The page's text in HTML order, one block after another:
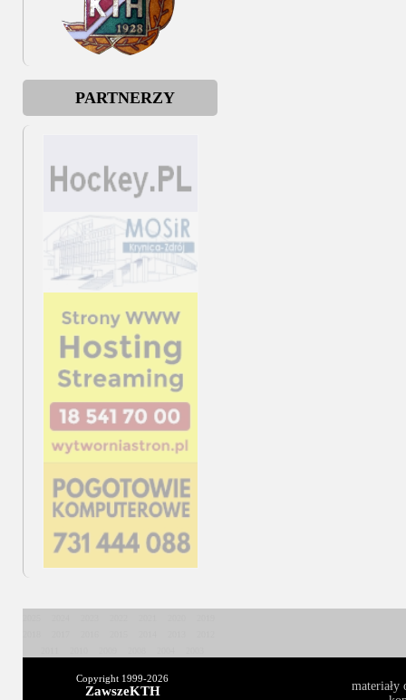
PARTNERZY
Copyright 1999-2026
ZawszeKTH
materiały